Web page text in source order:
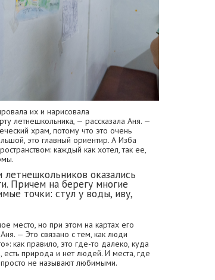
их и нарисовала
летнешкольника, — рассказала Аня. —
храм, потому что это очень
это главный ориентир. А Изба
каждый как хотел, так ее,
оказались
Причем на берегу многие
точки: стул у воды, иву,
место, но при этом на картах его
— Это связано с тем, как люди
как правило, это где-то далеко, куда
есть природа и нет людей. И места, где
не называют любимыми.